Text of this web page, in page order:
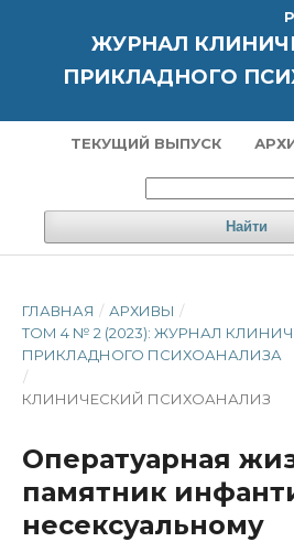
ЖУРНАЛ
ПРИКЛАДНОГО
ТЕКУЩИЙ ВЫПУСК
Найти
ГЛАВНАЯ / АРХИВЫ /
ТОМ 4 № 2 (2023): ЖУРНАЛ
ПРИКЛАДНОГО ПСИХОАНАЛИЗА
/
КЛИНИЧЕСКИЙ ПСИХОАНАЛИЗ
Оператуарная
памятник
несексуальному